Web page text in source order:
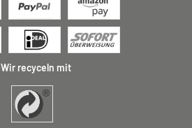
Wir recyceln mit